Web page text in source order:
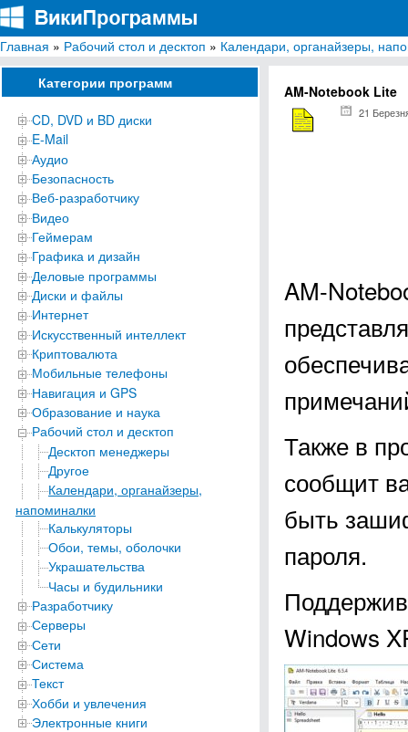
ВикиПрограммы
Энциклопедия бесплатных компьютерных программ для Windows
Главная » Рабочий стол и десктоп » Календари, органайзеры,
Категории программ
CD, DVD и BD диски
E-Mail
Аудио
Безопасность
Веб-разработчику
Видео
Геймерам
Графика и дизайн
Деловые программы
Диски и файлы
Интернет
Искусственный интеллект
Криптовалюта
Мобильные телефоны
Навигация и GPS
Образование и наука
Рабочий стол и десктоп
Десктоп менеджеры
Другое
Календари, органайзеры,
напоминалки
Калькуляторы
Обои, темы, оболочки
Украшательства
Часы и будильники
Разработчику
Серверы
Сети
Система
Текст
Хобби и увлечения
Электронные книги
AM-Notebook Lite
21
AM-
Также в
сообщит
быть
пароля.
Windows